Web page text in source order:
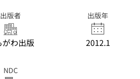
出版者
がわ出版
出版年
2012.1
NDC